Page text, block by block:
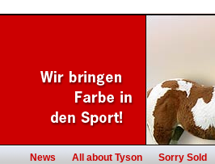
News All about Tyson Sorry Sold